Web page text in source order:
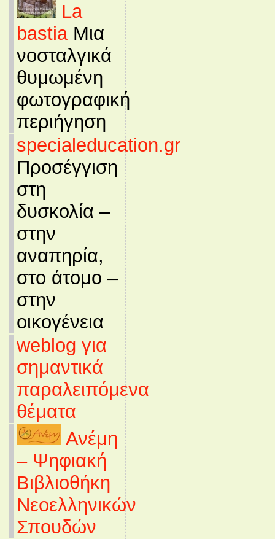
La
bastiaΜια
νοσταλγικά
θυμωμένη
φωτογραφική
περιήγηση
specialeducation.gr
Προσέγγιση
στη
δυσκολία –
στην
αναπηρία,
στο άτομο –
στην
οικογένεια
weblog για
σημαντικά
παραλειπόμενα
θέματα
Ανέμη
– Ψηφιακή
Βιβλιοθήκη
Νεοελληνικών
Σπουδών